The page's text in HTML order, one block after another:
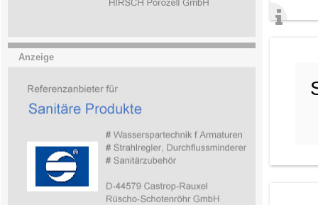
Anzeige